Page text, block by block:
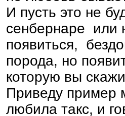
И пусть это не
сенбернаре или
появиться,
порода, но
которую вы
Приведу пример
любила такс, и